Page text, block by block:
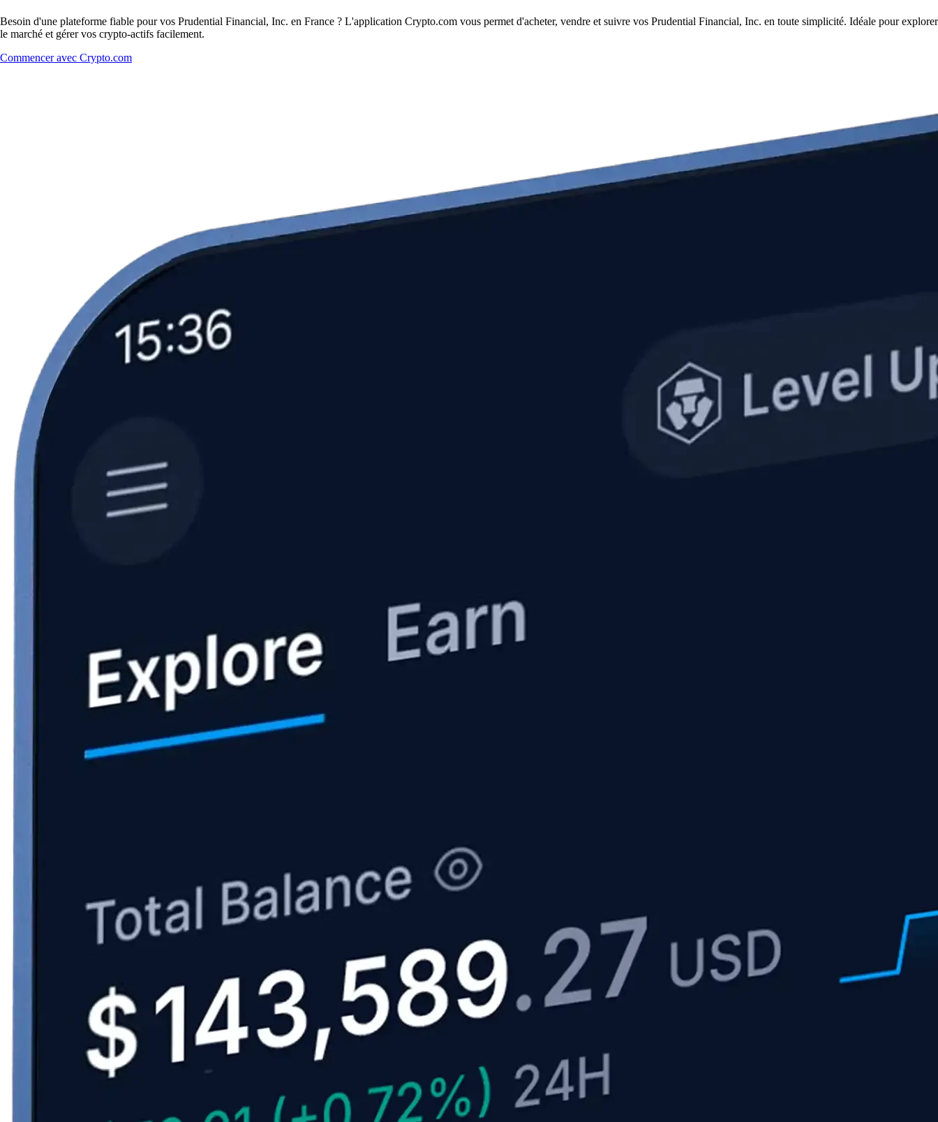
Besoin d'une plateforme fiable pour vos Prudential Financial, Inc. en France ? L'application Crypto.com vous permet d'acheter, vendre et suivre vos Prudential Financial, Inc. en toute simplicité. Idéale pour explorer
le marché et gérer vos crypto-actifs facilement.
Commencer avec Crypto.com